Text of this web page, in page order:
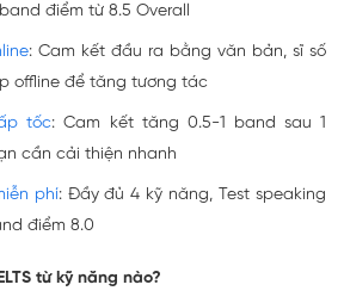
điểm từ 8.5 Overall
: Cam kết đầu ra bằng văn bản, sĩ số
offline để tăng tương tác
tốc: Cam kết tăng 0.5-1 band sau 1
cần cải thiện nhanh
phí: Đầy đủ 4 kỹ năng, Test speaking
điểm 8.0
từ kỹ năng nào?